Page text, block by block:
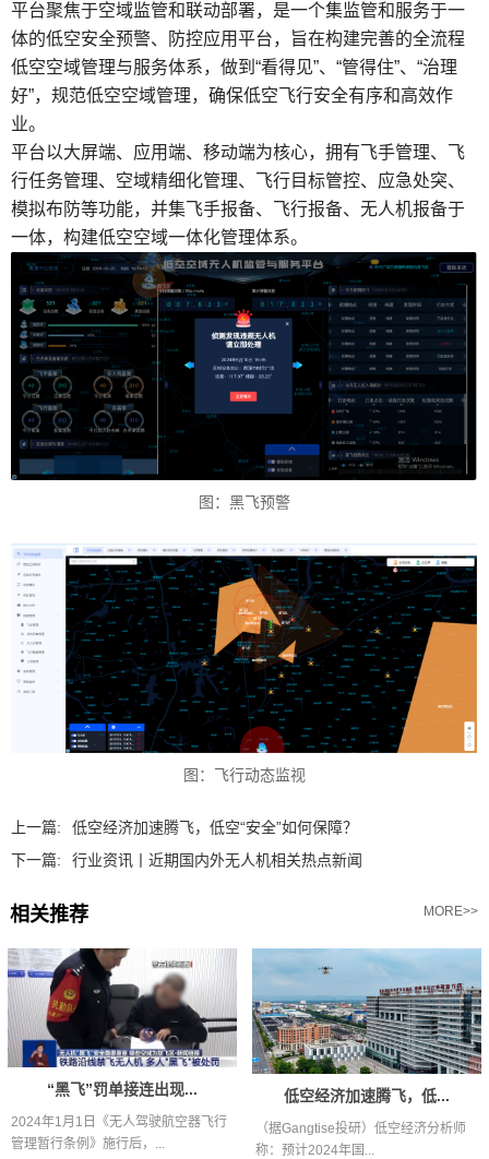
平台聚焦于空域监管和联动部署，是一个集监管和服务于一
体的低空安全预警、防控应用平台，旨在构建完善的全流程
低空空域管理与服务体系，做到“看得见”、“管得住”、“治理
好”，规范低空空域管理，确保低空飞行安全有序和高效作
业。
平台以大屏端、应用端、移动端为核心，拥有飞手管理、飞
行任务管理、空域精细化管理、飞行目标管控、应急处突、
模拟布防等功能，并集飞手报备、飞行报备、无人机报备于
一体，构建低空空域一体化管理体系。
图：黑飞预警
图：飞行动态监视
上一篇:
低空经济加速腾飞，低空“安全”如何保障？
下一篇:
行业资讯丨近期国内外无人机相关热点新闻
相关推荐 MORE>>
“黑飞”罚单接连出现...
2024年1月1日《无人驾驶航空器飞行
管理暂行条例》施行后，...
低空经济加速腾飞，低...
（据Gangtise投研）低空经济分析师
称：预计2024年国...